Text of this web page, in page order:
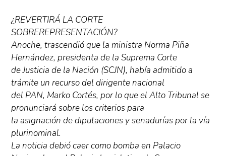
¿REVERTIRÁ LA CORTE
SOBREREPRESENTACIÓN?
Anoche, trascendió que la ministra Norma Piña
Hernández, presidenta de la Suprema Corte
de Justicia de la Nación (SCJN), había admitido a
trámite un recurso del dirigente nacional
del PAN, Marko Cortés, por lo que el Alto Tribunal se
pronunciará sobre los criterios para
la asignación de diputaciones y senadurías por la vía
plurinominal.
La noticia debió caer como bomba en Palacio